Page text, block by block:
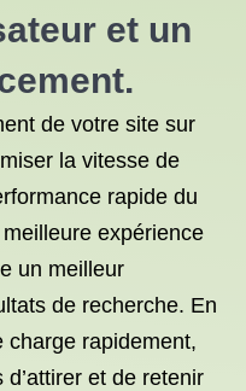
et un
de votre site sur
la vitesse de
rapide du
expérience
un meilleur
de recherche. En
charge rapidement,
et de retenir